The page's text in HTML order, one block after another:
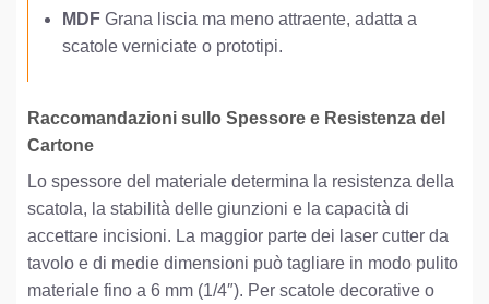
MDFGrana liscia ma meno attraente, adatta a
scatole verniciate o prototipi.
Raccomandazioni sullo Spessore e Resistenza del
Cartone
Lo spessore del materiale determina la resistenza della
scatola, la stabilità delle giunzioni e la capacità di
accettare incisioni. La maggior parte dei laser cutter da
tavolo e di medie dimensioni può tagliare in modo pulito
materiale fino a 6 mm (1/4″). Per scatole decorative o